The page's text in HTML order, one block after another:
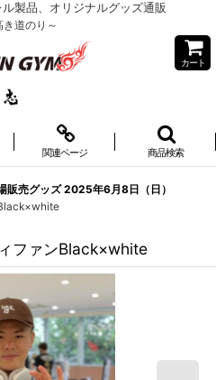
製品、オリジナルグッズ通販
き道のり～
カート
関連ページ 商品検索
販売グッズ 2025年6月8日（日）
ファンBlack×white